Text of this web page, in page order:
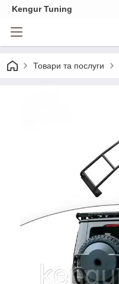
Kengur Tuning
Товари та послуги